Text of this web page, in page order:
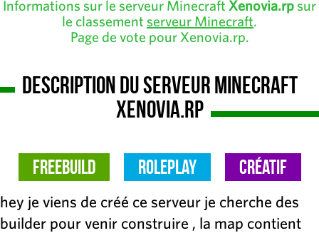
Informations sur le serveur Minecraft Xenovia.rp sur
le classement serveur Minecraft.
Page de vote pour Xenovia.rp.
Description du serveur Minecraft
Xenovia.rp
FreeBuild RolePlay Créatif
hey je viens de créé ce serveur je cherche des
builder pour venir construire , la map contient